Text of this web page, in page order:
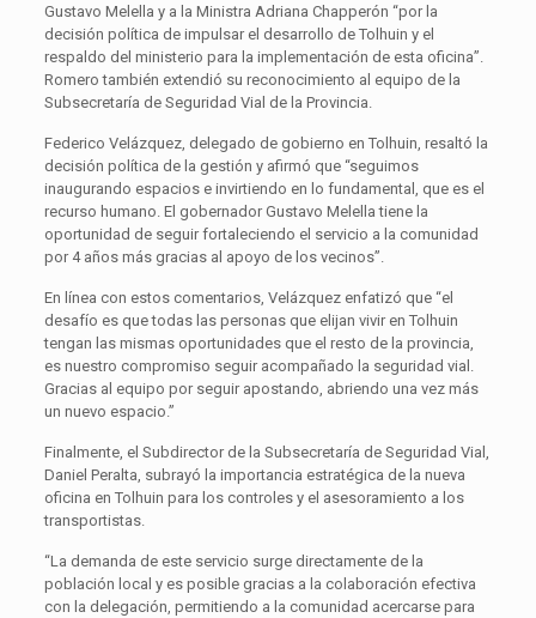
Gustavo Melella y a la Ministra Adriana Chapperón “por la
decisión política de impulsar el desarrollo de Tolhuin y el
respaldo del ministerio para la implementación de esta oficina”.
Romero también extendió su reconocimiento al equipo de la
Subsecretaría de Seguridad Vial de la Provincia.
Federico Velázquez, delegado de gobierno en Tolhuin, resaltó la
decisión política de la gestión y afirmó que “seguimos
inaugurando espacios e invirtiendo en lo fundamental, que es el
recurso humano. El gobernador Gustavo Melella tiene la
oportunidad de seguir fortaleciendo el servicio a la comunidad
por 4 años más gracias al apoyo de los vecinos”.
En línea con estos comentarios, Velázquez enfatizó que “el
desafío es que todas las personas que elijan vivir en Tolhuin
tengan las mismas oportunidades que el resto de la provincia,
es nuestro compromiso seguir acompañado la seguridad vial.
Gracias al equipo por seguir apostando, abriendo una vez más
un nuevo espacio.”
Finalmente, el Subdirector de la Subsecretaría de Seguridad Vial,
Daniel Peralta, subrayó la importancia estratégica de la nueva
oficina en Tolhuin para los controles y el asesoramiento a los
transportistas.
“La demanda de este servicio surge directamente de la
población local y es posible gracias a la colaboración efectiva
con la delegación, permitiendo a la comunidad acercarse para